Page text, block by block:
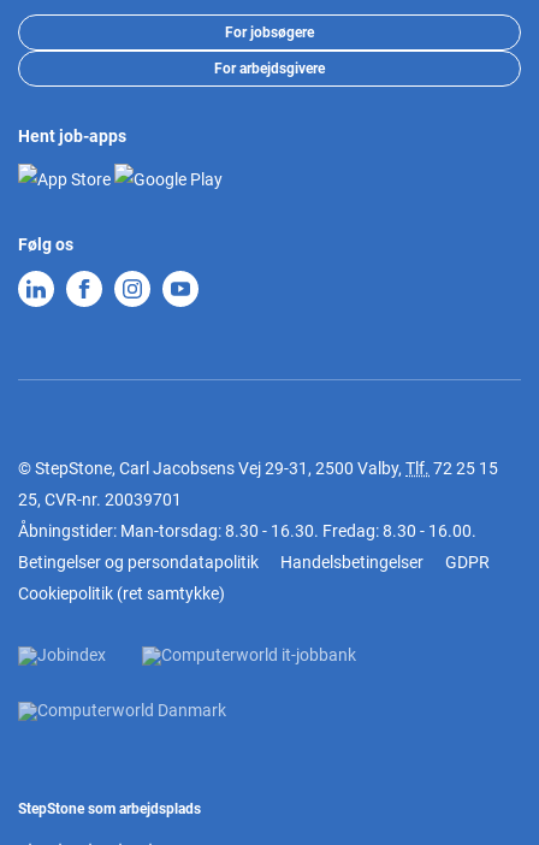
For jobsøgere
For arbejdsgivere
Hent job-apps
Følg os
© StepStone, Carl Jacobsens Vej 29-31, 2500 Valby, Tlf. 72 25 15
25, CVR-nr. 20039701
Åbningstider: Man-torsdag: 8.30 - 16.30. Fredag: 8.30 - 16.00.
Betingelser og persondatapolitik
Handelsbetingelser
GDPR
Cookiepolitik (ret samtykke)
StepStone som arbejdsplads